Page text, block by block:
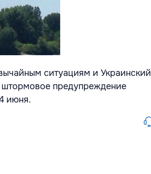
ситуациям и Украинский
штормовое предупреждение
июня.